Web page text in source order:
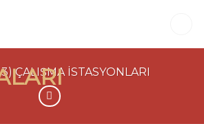
3) ÇALIŞMA İSTASYONLARI